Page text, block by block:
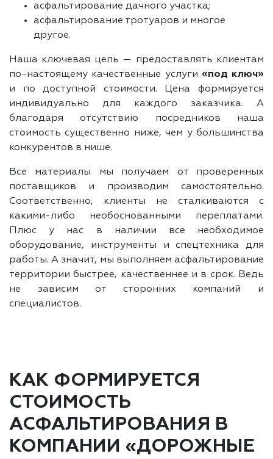
асфальтирование дачного участка;
асфальтирование тротуаров и многое
другое.
Наша ключевая цель — предоставлять клиентам
по-настоящему качественные услуги «под ключ»
и по доступной стоимости. Цена формируется
индивидуально для каждого заказчика. А
благодаря отсутствию посредников наша
стоимость существенно ниже, чем у большинства
конкурентов в нише.
Все материалы мы получаем от проверенных
поставщиков и производим самостоятельно.
Соответственно, клиенты не сталкиваются с
какими-либо необоснованными переплатами.
Плюс у нас в наличии все необходимое
оборудование, инструменты и спецтехника для
работы. А значит, мы выполняем асфальтирование
территории быстрее, качественнее и в срок. Ведь
не зависим от сторонних компаний и
специалистов.
КАК ФОРМИРУЕТСЯ
СТОИМОСТЬ
АСФАЛЬТИРОВАНИЯ В
КОМПАНИИ «ДОРОЖНЫЕ